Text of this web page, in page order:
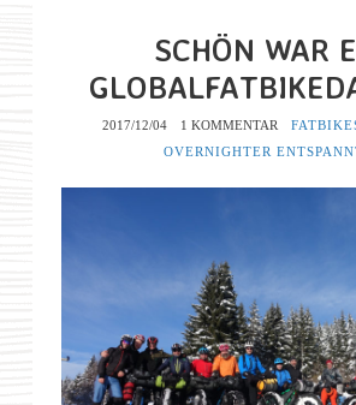
SCHÖN WAR
2017/12/04 1 KOMMENTAR
OVERNIGHTER